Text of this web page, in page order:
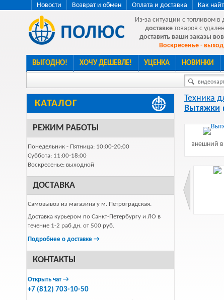
Новости Возврат и обмен Оплата и доставка Как
Из-за ситуации с топливом в
доставке товаров с
доставить ваши заказы
Воскресенье -
ВЫГОДНО! ХОЧУ ДЕШЕВЛЕ! УЦЕНКА НОВИНКИ
КАТАЛОГ
РЕЖИМ РАБОТЫ
Понедельник - Пятница: 10:00-20:00
Суббота: 11:00-18:00
Воскресенье: выходной
ДОСТАВКА
Самовывоз из магазина у м. Петроградская.
Доставка курьером по Санкт-Петербургу и ЛО в
течение 1-2 раб.дн. от 500 руб.
Подробнее о доставке →
КОНТАКТЫ
Открыть чат →
+7 (812) 703-10-50
Техника
Вытяжки
внешний